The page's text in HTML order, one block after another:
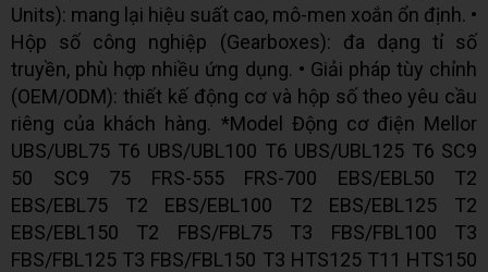
Units): mang lại hiệu suất cao, mô-men xoắn ổn định. •
Hộp số công nghiệp (Gearboxes): đa dạng tỉ số
truyền, phù hợp nhiều ứng dụng. • Giải pháp tùy chỉnh
(OEM/ODM): thiết kế động cơ và hộp số theo yêu cầu
riêng của khách hàng. *Model Động cơ điện Mellor
UBS/UBL75 T6 UBS/UBL100 T6 UBS/UBL125 T6 SC9
50 SC9 75 FRS-555 FRS-700 EBS/EBL50 T2
EBS/EBL75 T2 EBS/EBL100 T2 EBS/EBL125 T2
EBS/EBL150 T2 FBS/FBL75 T3 FBS/FBL100 T3
FBS/FBL125 T3 FBS/FBL150 T3 HTS125 T11 HTS150